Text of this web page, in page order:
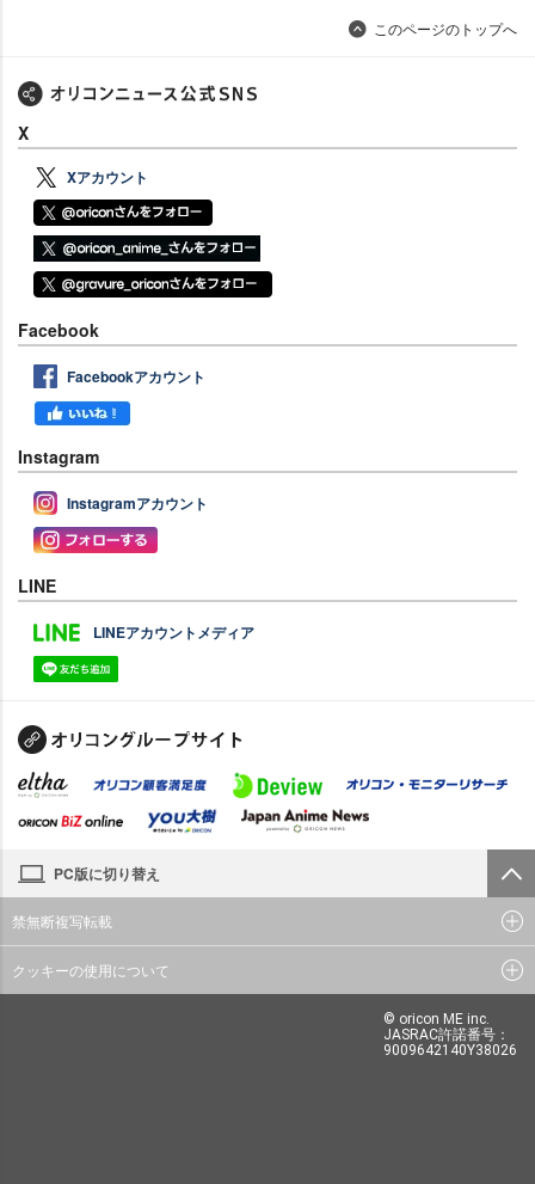
このページのトップへ
X
Xアカウント
Facebook
Facebookアカウント
Instagram
Instagramアカウント
LINE
LINEアカウントメディア
PC版に切り替え
禁無断複写転載
クッキーの使用について
© oricon ME inc.
JASRAC許諾番号：
9009642140Y38026